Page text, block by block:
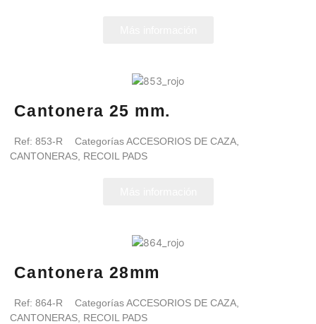
Cantonera 25 mm.
Ref: 853-R CategoríasACCESORIOS DE CAZA
CANTONERAS, RECOIL PADS
Cantonera 28mm
Ref: 864-R CategoríasACCESORIOS DE CAZA
CANTONERAS, RECOIL PADS